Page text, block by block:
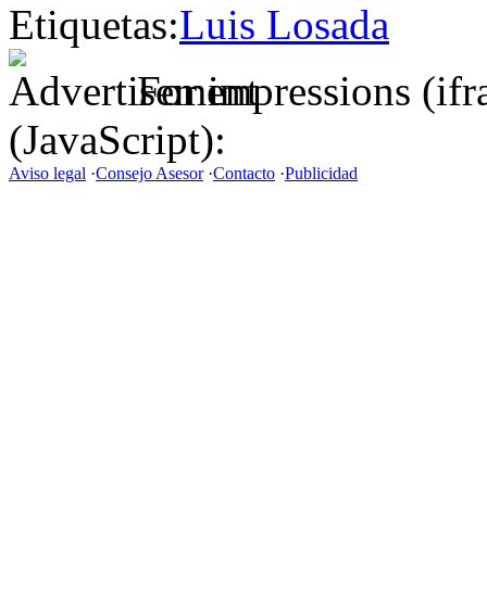
Etiquetas:Luis Losada
For impressions
(JavaScript):
Aviso legal ·Consejo Asesor·Contacto ·Publicidad